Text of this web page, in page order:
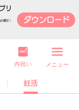
妊活
内祝い メニュー